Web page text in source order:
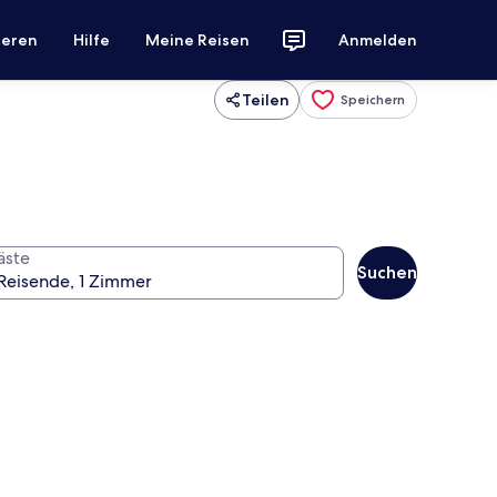
Hilfe Meine Reisen Anmelden
Teilen Speichern
Suchen